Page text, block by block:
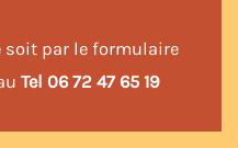
soit par le formulaire
Tel 06 72 47 65 19